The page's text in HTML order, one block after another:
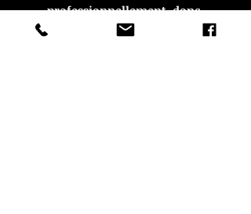
professionnellement, donc
invisible.